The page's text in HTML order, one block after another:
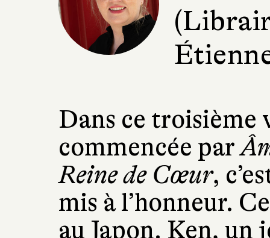
Dans ce
commencée par
Reine de Cœur,
mis à l’honneur.
au Japon. Ken,